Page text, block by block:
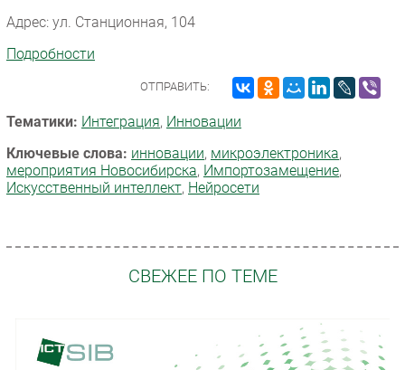
Адрес: ул. Станционная, 104
Подробности
ОТПРАВИТЬ:
Тематики: Интеграция, Инновации
Ключевые слова: инновации, микроэлектроника,
мероприятия Новосибирска, Импорто­замещение,
Искусственный интеллект, Нейросети
СВЕЖЕЕ ПО ТЕМЕ